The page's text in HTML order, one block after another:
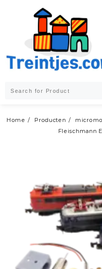
Home Producten
Fleischmann E